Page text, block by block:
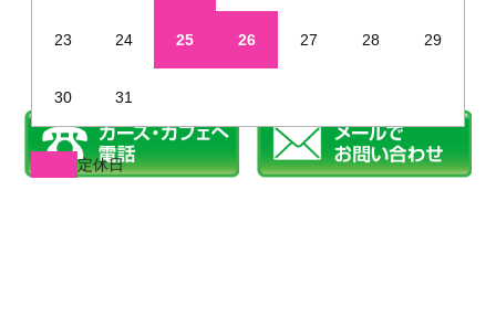
23 24 25 26 27 28 29
30 31
定休日